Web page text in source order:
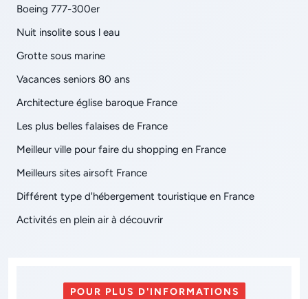
Boeing 777-300er
Nuit insolite sous l eau
Grotte sous marine
Vacances seniors 80 ans
Architecture église baroque France
Les plus belles falaises de France
Meilleur ville pour faire du shopping en France
Meilleurs sites airsoft France
Différent type d'hébergement touristique en France
Activités en plein air à découvrir
POUR PLUS D'INFORMATIONS